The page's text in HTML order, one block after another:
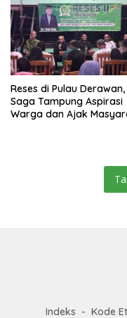
Reses di Pulau Derawan,
Saga Tampung Aspirasi
Warga dan Ajak
Indeks Kode